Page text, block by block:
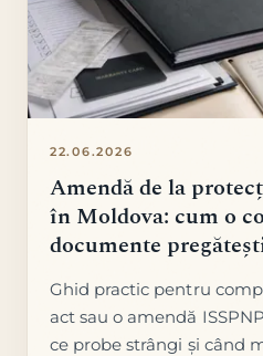
22.06.2026
Amendă de la
în Moldova: cum o
documente
Ghid practic pentru
act sau o amendă
ce probe strângi și când